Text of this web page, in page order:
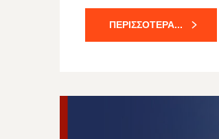
ΠΕΡΙΣΣΌΤΕΡΑ...